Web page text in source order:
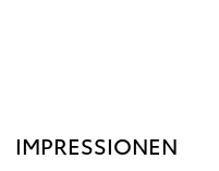
IMPRESSIONEN